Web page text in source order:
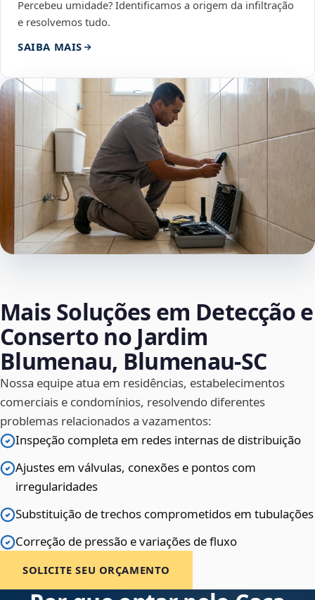
Percebeu umidade? Identificamos a origem da infiltração
e resolvemos tudo.
SAIBA MAIS
Mais Soluções em Detecção e
Conserto no Jardim
Blumenau, Blumenau‑SC
Nossa equipe atua em residências, estabelecimentos
comerciais e condomínios, resolvendo diferentes
problemas relacionados a vazamentos:
Inspeção completa em redes internas de distribuição
Ajustes em válvulas, conexões e pontos com
irregularidades
Substituição de trechos comprometidos em tubulações
Correção de pressão e variações de fluxo
SOLICITE SEU ORÇAMENTO